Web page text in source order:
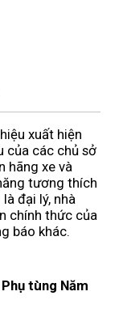
xuất hiện
của các chủ sở
hãng xe và
tương thích
đại lý, nhà
chính thức của
báo khác.
tùng Năm